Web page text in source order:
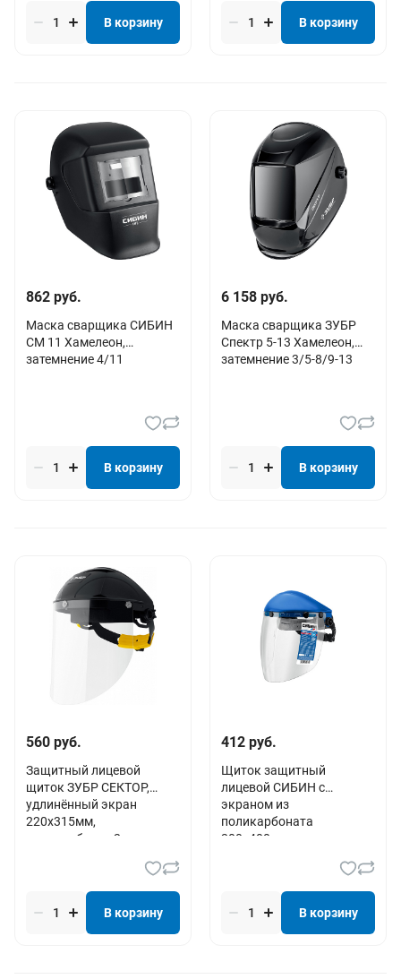
В корзину В корзину
862 руб.
Маска сварщика СИБИН
СМ 11 Хамелеон,
затемнение 4/11
В корзину
6 158 руб.
Маска сварщика ЗУБР
Спектр 5-13 Хамелеон,
затемнение 3/5-8/9-13
В корзину
560 руб.
Защитный лицевой
щиток ЗУБР СЕКТОР,
удлинённый экран
220х315мм,
поликарбонат 2мм,
В корзину
412 руб.
Щиток защитный
лицевой СИБИН с
экраном из
поликарбоната
200х400мм
В корзину